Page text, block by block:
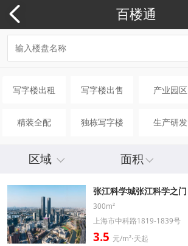
百楼通
写字楼出租 写字楼出售 产业园区
精装全配 独栋写字楼 生产研发
区域 面积
300m²
上海市中科路1819-1839号
3.5 元/m²⋅天起